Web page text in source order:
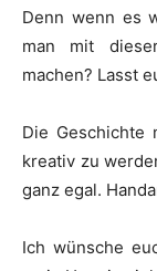
Denn wenn es
man mit
machen? Lasst
Die Geschichte
kreativ zu
ganz egal.
Ich wünsche